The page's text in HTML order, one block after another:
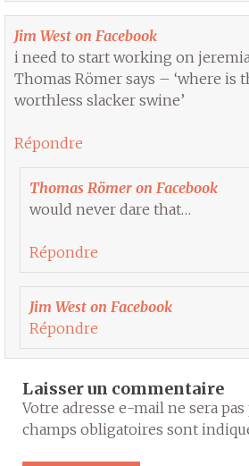
Jim West on Facebook
i need to start working on
Thomas Römer says – ‘where is
worthless slacker swine’
Répondre
Thomas Römer on Facebook
would never dare that…
Répondre
Jim West on Facebook
Répondre
Laisser un commentaire
Votre adresse e-mail ne sera pas
champs obligatoires sont